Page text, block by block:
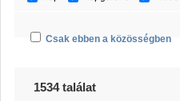
Csak ebben a közösségben
1534 találat